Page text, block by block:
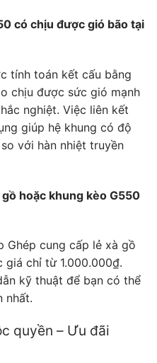
có chịu được gió bão tại
tính toán kết cấu bằng
chịu được sức gió mạnh
nghiệt. Việc liên kết
giúp hệ khung có độ
với hàn nhiệt truyền
hoặc khung kèo G550
Ghép cung cấp lẻ xà gồ
giá chỉ từ 1.000.000₫.
kỹ thuật để bạn có thể
nhất.
quyền – Ưu đãi